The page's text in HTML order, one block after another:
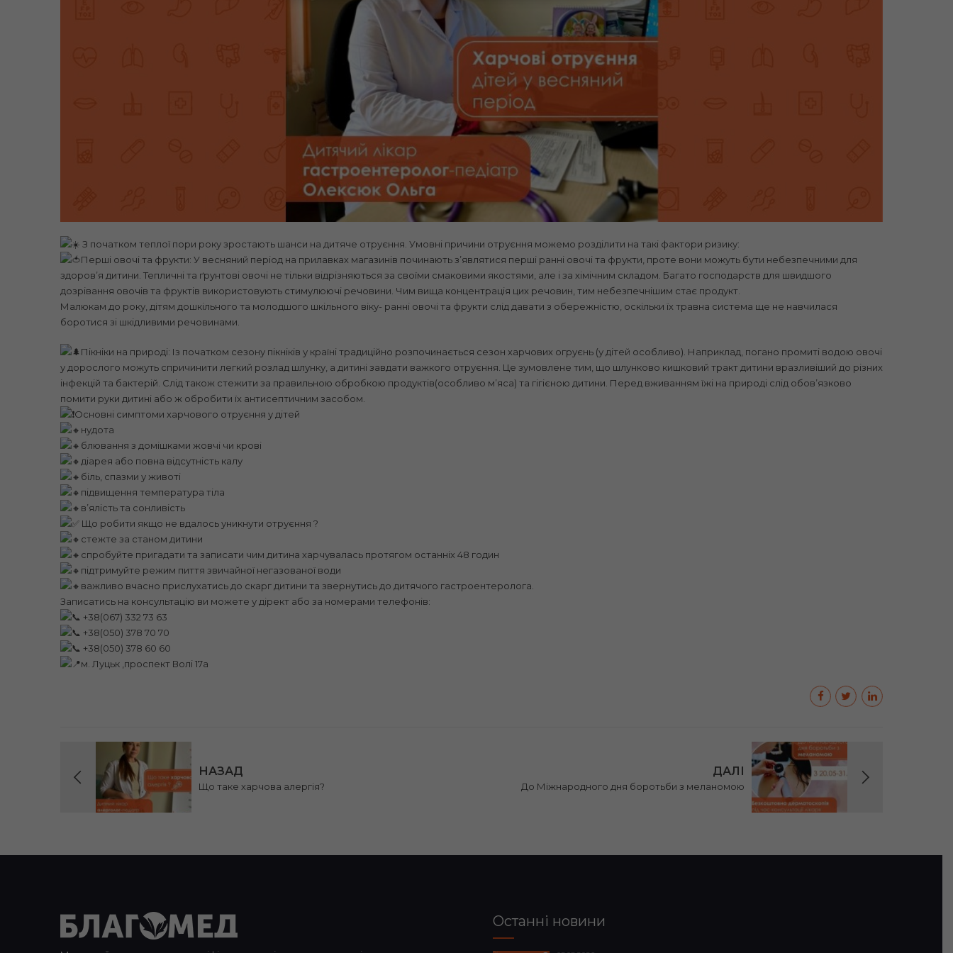
З початком теплої пори року зростають шанси на дитяче отруєння. Умовні причини отруєння можемо розділити на такі фактори ризику:
Перші овочі та фрукти: У весняний період на прилавках магазинів починають зʼявлятися перші ранні овочі та фрукти, проте вони можуть бути небезпечними для
здоровʼя дитини. Тепличні та ґрунтові овочі не тільки відрізняються за своїми смаковими якостями, але і за хімічним складом. Багато господарств для швидшого
дозрівання овочів та фруктів використовують стимулюючі речовини. Чим вища концентрація цих речовин, тим небезпечнішим стає продукт.
Малюкам до року, дітям дошкільного та молодшого шкільного віку- ранні овочі та фрукти слід давати з обережністю, оскільки їх травна система ще не навчилася
боротися зі шкідливими речовинами.
Пікніки на природі: Із початком сезону пікніків у країні традиційно розпочинається сезон харчових огруєнь (у дітей особливо). Наприклад, погано промиті водою овочі
у дорослого можуть спричинити легкий розлад шлунку, а дитині завдати важкого отруєння. Це зумовлене тим, що шлунково кишковий тракт дитини вразливіший до різних
інфекцій та бактерій. Слід також стежити за правильною обробкою продуктів(особливо мʼяса) та гігієною дитини. Перед вживанням їжі на природі слід обовʼязково
помити руки дитині або ж обробити їх антисептичним засобом.
Основні симптоми харчового отруєння у дітей
нудота
блювання з домішками жовчі чи крові
діарея або повна відсутність калу
біль, спазми у животі
підвищення температура тіла
вʼялість та сонливість
Що робити якщо не вдалось уникнути отруєння ?
стежте за станом дитини
спробуйте пригадати та записати чим дитина харчувалась протягом останніх 48 годин
підтримуйте режим пиття звичайної негазованої води
важливо вчасно прислухатись до скарг дитини та звернутись до дитячого гастроентеролога.
Записатись на консультацію ви можете у дірект або за номерами телефонів:
+38(067) 332 73 63
+38(050) 378 70 70
+38(050) 378 60 60
м. Луцьк ,проспект Волі 17а
НАЗАД
Що таке харчова алергія?
ДАЛІ
До Міжнародного дня боротьби з меланомою
Останні новини